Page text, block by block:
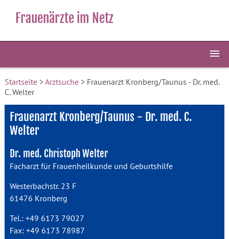
Frauenärzte im Netz
Startseite>Arztsuche> Frauenarzt Kronberg/Taunus - Dr. med.
C. Welter
Frauenarzt Kronberg/Taunus - Dr. med. C.
Welter
Dr. med. Christoph Welter
Facharzt für Frauenheilkunde und Geburtshilfe
Westerbachstr. 23 F
61476 Kronberg
Tel.: +49 6173 79027
Fax: +49 6173 78987